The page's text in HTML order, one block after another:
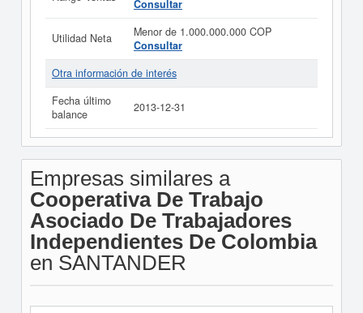
Consultar
Utilidad Neta
Menor de 1.000.000.000 COP
Consultar
Otra información de interés
Fecha último
balance
2013-12-31
Empresas similares a
Cooperativa De Trabajo
Asociado De Trabajadores
Independientes De Colombia
en SANTANDER